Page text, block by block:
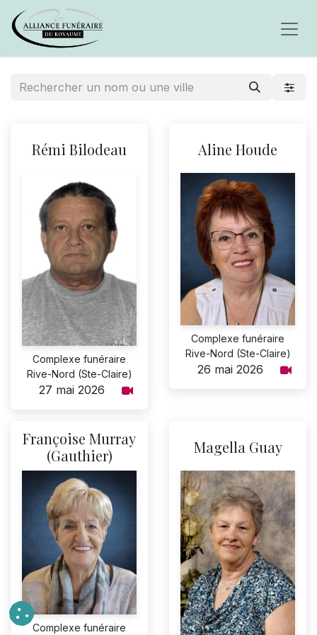
Rémi Bilodeau
Complexe funéraire
Rive-Nord (Ste-Claire)
27 mai 2026
Aline Houde
Complexe funéraire
Rive-Nord (Ste-Claire)
26 mai 2026
Françoise Murray
(Gauthier)
Complexe funéraire
Magella Guay